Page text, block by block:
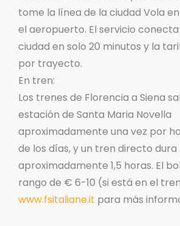
tome la línea de la ciudad Vola
el aeropuerto. El servicio
ciudad en solo 20 minutos y la
por trayecto.
En tren:
Los trenes de Florencia a Siena
estación de Santa Maria Novella
aproximadamente una vez por
de los días, y un tren directo dura
aproximadamente 1,5 horas. El
rango de € 6-10 (si está en el
www.fsitaliane.it para más